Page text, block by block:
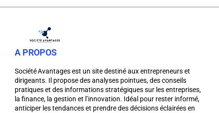
A PROPOS
Société Avantages est un site destiné aux entrepreneurs et
dirigeants. Il propose des analyses pointues, des conseils
pratiques et des informations stratégiques sur les entreprises,
la finance, la gestion et l’innovation. Idéal pour rester informé,
anticiper les tendances et prendre des décisions éclairées en